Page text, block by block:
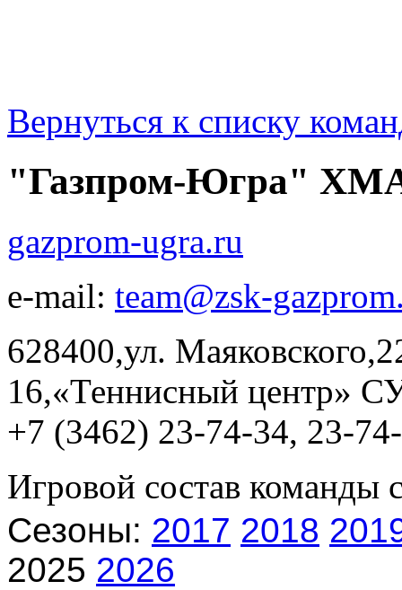
Вернуться к списку
"Газпром-Югра"
gazprom-ugra.ru
e-mail: team@zsk-
628400,ул.
16,«Теннисный центр»
+7 (3462) 23-74-34, 23-
Игровой состав команды
Сезоны: 2017 2018
2025 2026